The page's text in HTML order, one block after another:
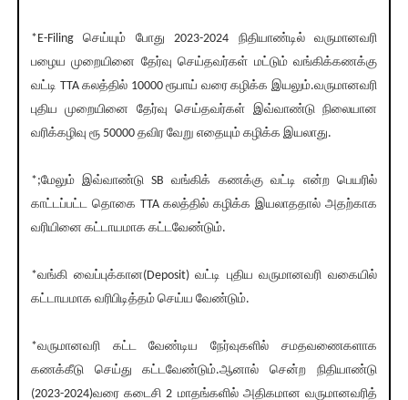
*E-Filing செய்யும் போது 2023-2024 நிதியாண்டில் வருமானவரி
பழைய முறையினை தேர்வு செய்தவர்கள் மட்டும் வங்கிக்கணக்கு
வட்டி TTA கலத்தில் 10000 ரூபாய் வரை கழிக்க இயலும்.வருமானவரி
புதிய முறையினை தேர்வு செய்தவர்கள் இவ்வாண்டு நிலையான
வரிக்கழிவு ரூ 50000 தவிர வேறு எதையும் கழிக்க இயலாது.
*;மேலும் இவ்வாண்டு SB வங்கிக் கணக்கு வட்டி என்ற பெயரில்
காட்டப்பட்ட தொகை TTA கலத்தில் கழிக்க இயலாததால் அதற்காக
வரியினை கட்டாயமாக கட்டவேண்டும்.
*வங்கி வைப்புக்கான(Deposit) வட்டி புதிய வருமானவரி வகையில்
கட்டாயமாக வரிபிடித்தம் செய்ய வேண்டும்.
*வருமானவரி கட்ட வேண்டிய நேர்வுகளில் சமதவணைகளாக
கணக்கீடு செய்து கட்டவேண்டும்.ஆனால் சென்ற நிதியாண்டு
(2023-2024)வரை கடைசி 2 மாதங்களில் அதிகமான வருமானவரித்